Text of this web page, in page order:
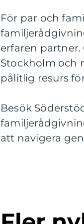
För par och
erfaren partner.
Stockholm och
pålitlig resurs
Besök
att navigera